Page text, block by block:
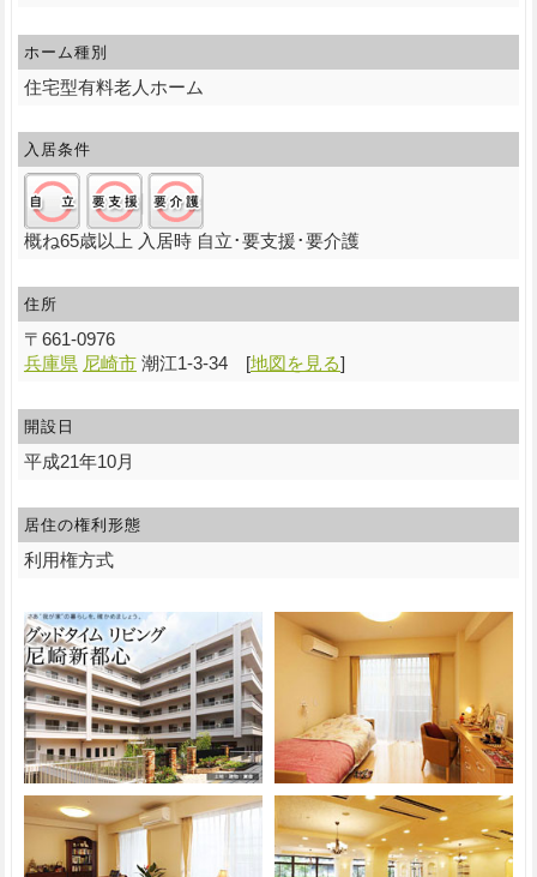
ホーム種別
住宅型有料老人ホーム
入居条件
概ね65歳以上 入居時 自立･要支援･要介護
住所
〒 661-0976
兵庫県 尼崎市 潮江1-3-34[地図を見る]
開設日
平成21年10月
居住の権利形態
利用権方式